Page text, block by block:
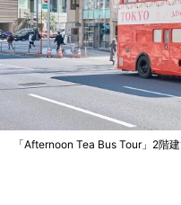
「Afternoon Tea Bus Tour」2階